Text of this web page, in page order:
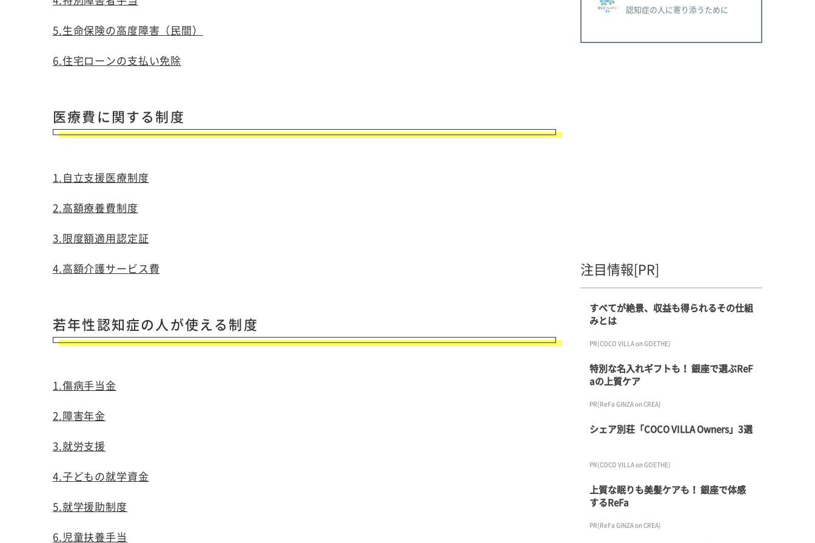
5.生命保険の高度障害（民間）
6.住宅ローンの支払い免除
医療費に関する制度
1.自立支援医療制度
2.高額療養費制度
3.限度額適用認定証
4.高額介護サービス費
若年性認知症の人が使える制度
1.傷病手当金
2.障害年金
3.就労支援
4.子どもの就学資金
5.就学援助制度
6.児童扶養手当
認知症の人に寄り添うために
注目情報[PR]
すべてが絶景、収益も得られるその仕組
みとは
PR(COCO VILLA on GOETHE)
特別な名入れギフトも！ 銀座で選ぶReF
aの上質ケア
PR(ReFa GINZA on CREA)
シェア別荘「COCO VILLA Owners」3選
PR(COCO VILLA on GOETHE)
上質な眠りも美髪ケアも！ 銀座で体感
するReFa
PR(ReFa GINZA on CREA)